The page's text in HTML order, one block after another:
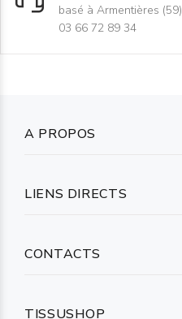
basé à Armentières (59)
03 66 72 89 34
A PROPOS
LIENS DIRECTS
CONTACTS
TISSUSHOP